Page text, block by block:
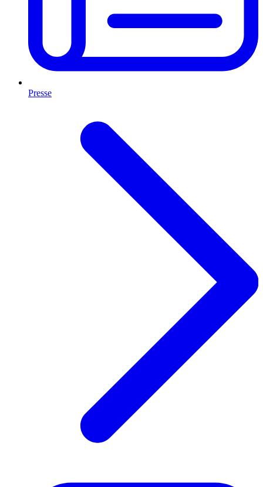
Presse